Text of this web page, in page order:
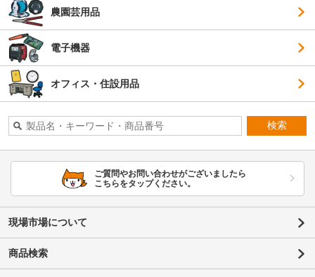
農園芸用品
電子機器
オフィス・住設用品
検索
ご質問やお問い合わせがございましたら
こちらをタップください。
現場市場について
商品検索